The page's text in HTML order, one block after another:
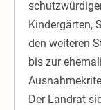
Kindergärten,
den weiteren
bis zur
Der Landrat